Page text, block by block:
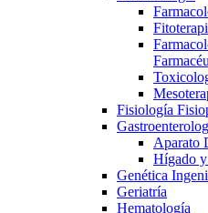
Fisiología
Aparato
Hígado
Genética
Geriatría
Hematología